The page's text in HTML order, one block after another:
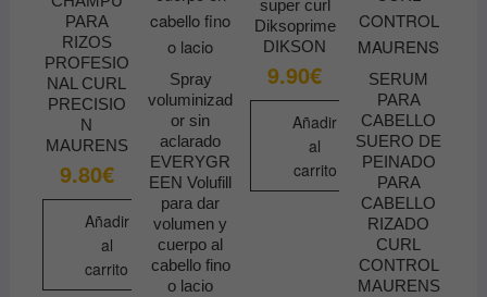
PARA
RIZOS
PROFESIO
NAL CURL
PRECISIO
N
MAURENS
9.80€
Añadir
al
carrito
Spray
voluminizad
or sin
aclarado
EVERYGR
EEN Volufill
para dar
volumen y
cuerpo al
cabello fino
o lacio
super curl
Diksoprime
DIKSON
9.90€
Añadir
al
carrito
SERUM
PARA
CABELLO
SUERO DE
PEINADO
PARA
CABELLO
RIZADO
CURL
CONTROL
MAURENS